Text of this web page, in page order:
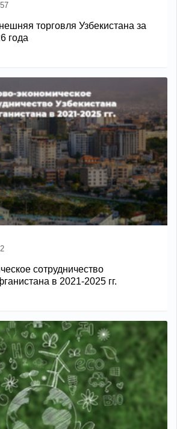
торговля Узбекистана за
года
сотрудничество
в 2021-2025 гг.